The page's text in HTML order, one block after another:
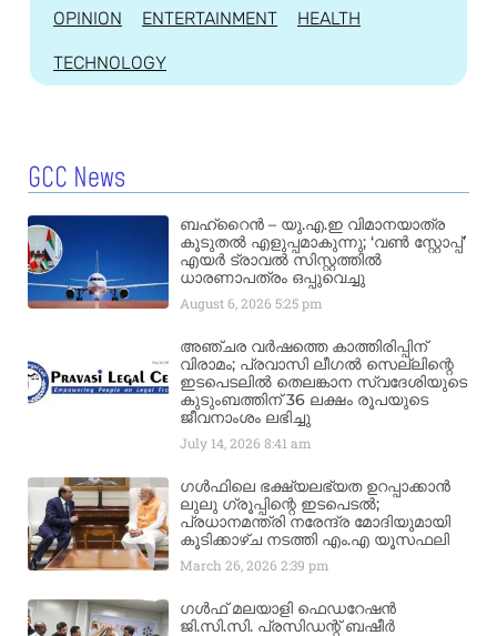
OPINION ENTERTAINMENT HEALTH
TECHNOLOGY
GCC News
ബഹ്‌റൈൻ – യു.എ.ഇ വിമാനയാത്ര
കൂടുതൽ എളുപ്പമാകുന്നു; ‘വൺ സ്റ്റോപ്പ്’
എയർ ട്രാവൽ സിസ്റ്റത്തിൽ
ധാരണാപത്രം ഒപ്പുവെച്ചു
August 6, 20265:25 pm
അഞ്ചര വർഷത്തെ കാത്തിരിപ്പിന്
വിരാമം; പ്രവാസി ലീഗൽ സെല്ലിന്റെ
ഇടപെടലിൽ തെലങ്കാന സ്വദേശിയുടെ
കുടുംബത്തിന് 36 ലക്ഷം രൂപയുടെ
ജീവനാംശം ലഭിച്ചു
July 14, 20268:41 am
ഗൾഫിലെ ഭക്ഷ്യലഭ്യത ഉറപ്പാക്കാൻ
ലുലു ഗ്രൂപ്പിന്റെ ഇടപെടൽ;
പ്രധാനമന്ത്രി നരേന്ദ്ര മോദിയുമായി
കൂടിക്കാഴ്ച നടത്തി എം.എ യൂസഫലി
March 26, 20262:39 pm
ഗൾഫ് മലയാളി ഫെഡറേഷൻ
ജി.സി.സി. പ്രസിഡന്റ് ബഷീർ